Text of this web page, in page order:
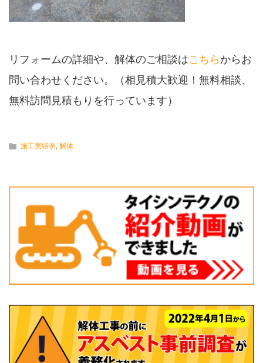
リフォームの詳細や、解体のご相談はこちらからお
問い合わせください。（相見積大歓迎！無料相談、
無料訪問見積もりを行っています）
施工実績例 , 解体